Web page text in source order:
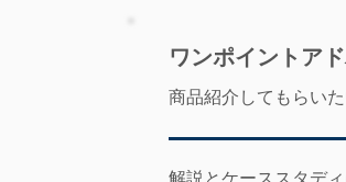
ワンポイントア
商品紹介してもらい
解説とケーススタデ